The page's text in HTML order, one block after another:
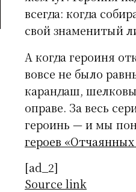
всегда: когда
свой знаменитый
А когда героиня
вовсе не было
карандаш,
оправе. За весь
героинь — и мы
героев
[ad_2]
Source link